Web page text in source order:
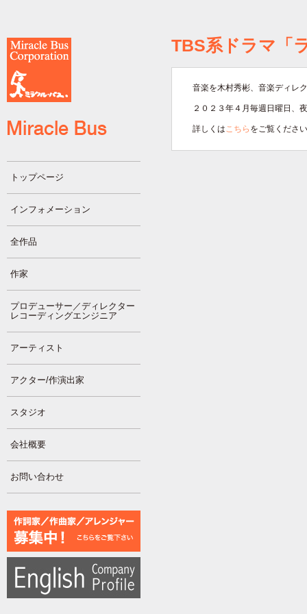
トップページ
インフォメーション
全作品
作家
プロデューサー／ディレクター
レコーディングエンジニア
アーティスト
アクター/作演出家
スタジオ
会社概要
お問い合わせ
TBS系ドラマ「
音楽を木村秀彬、音楽ディレ
２０２３年４月毎週日曜日、
詳しくはこちら をご覧くださ